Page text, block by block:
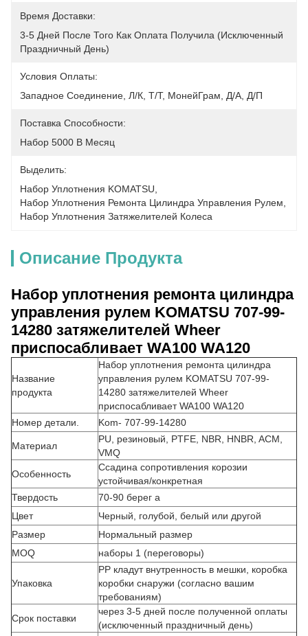
Время Доставки:
3-5 Дней После Того Как Оплата Получила (исключенный
Праздничный День)
Условия Оплаты:
Западное Соединение, Л/К, Т/Т, МонейГрам, Д/А, Д/П
Поставка Способности:
Набор 5000 В Месяц
Выделить:
Набор Уплотнения KOMATSU
Набор Уплотнения Ремонта Цилиндра Управления Рулем
Набор Уплотнения Затяжелителей Колеса
Описание Продукта
Набор уплотнения ремонта цилиндра
управления рулем KOMATSU 707-99-
14280 затяжелителей Wheer
приспосабливает WA100 WA120
Название
продукта
Набор уплотнения ремонта цилиндра
управления рулем KOMATSU 707-99-
14280 затяжелителей Wheer
приспосабливает WA100 WA120
Номер детали.
Kom- 707-99-14280
Материал
PU, резиновый, PTFE, NBR, HNBR, ACM,
VMQ
Особенность
Ссадина сопротивления корозии
устойчивая/конкретная
Твердость
70-90 берег a
Цвет
Черный, голубой, белый или другой
Размер
Нормальный размер
MOQ
наборы 1 (переговоры)
Упаковка
PP кладут внутренность в мешки, коробка
коробки снаружи (согласно вашим
требованиям)
Срок поставки
через 3-5 дней после полученной оплаты
(исключенный праздничный день)